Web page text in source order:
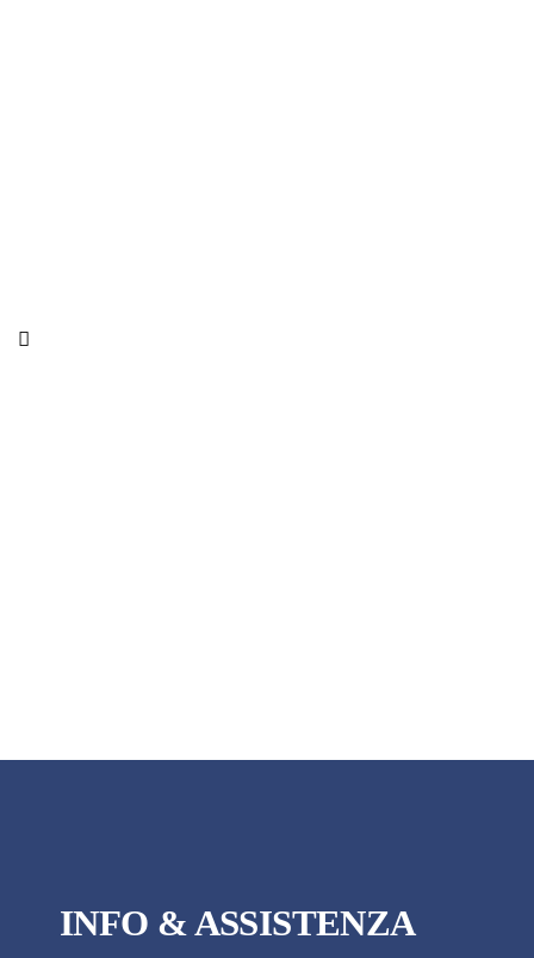
INFO & ASSISTENZA